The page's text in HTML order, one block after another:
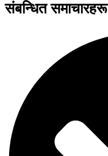
संबन्धित समाचारहरू